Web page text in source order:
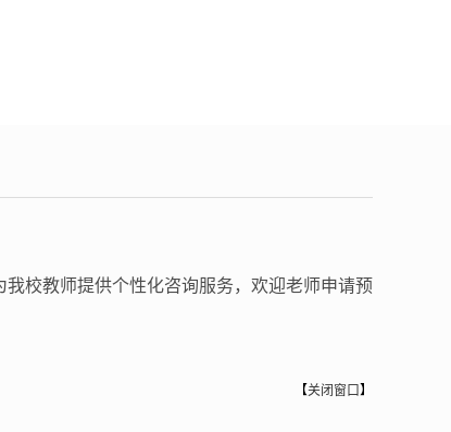
校教师提供个性化咨询服务，欢迎老师申请预
【关闭窗口】